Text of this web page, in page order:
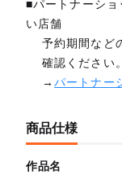
■パートナーショ
い店舗
予約期間など
確認ください。
→パートナー
商品仕様
作品名